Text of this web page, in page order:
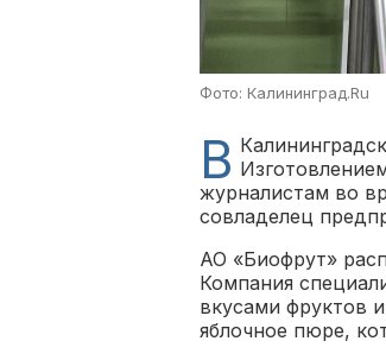
Фото: Калининград.Ru
В
журналистам во
совладелец
АО «Биофрут»
Компания
вкусами фруктов
яблочное пюре,